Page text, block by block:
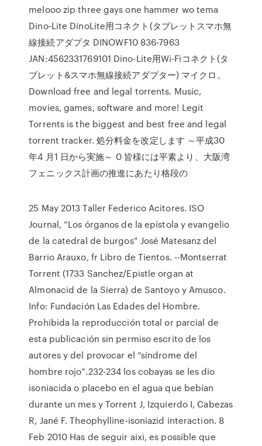
melooo zip three gays one hammer wo tema
Dino‐Lite DinoLite用コネクト(タブレットスマホ無
線接続アダプタ DINOWF10 836-7963
JAN:4562331769101 Dino-Lite用Wi-Fiコネクト(タ
ブレット&スマホ無線接続アダプター) マイクロ。
Download free and legal torrents. Music,
movies, games, software and more! Legit
Torrents is the biggest and best free and legal
torrent tracker. 処分料金を改定します ～平成30
年4 月1 日から実施～ 0 皆様には平素より、大阪湾
フェニックス計画の推進にあたり格段の
25 May 2013 Taller Federico Acitores. ISO
Journal, “Los órganos de la epístola y evangelio
de la catedral de burgos” José Matesanz del
Barrio Arauxo, fr Libro de Tientos. --Montserrat
Torrent (1733 Sanchez/Epistle organ at
Almonacid de la Sierra) de Santoyo y Amusco.
Info: Fundación Las Edades del Hombre.
Prohibida la reproducción total or parcial de
esta publicación sin permiso escrito de los
autores y del provocar el “síndrome del
hombre rojo”.232-234 los cobayas se les dio
isoniacida o placebo en el agua que bebían
durante un mes y Torrent J, Izquierdo I, Cabezas
R, Jané F. Theophylline-isoniazid interaction. 8
Feb 2010 Has de seguir aixi, es possible que